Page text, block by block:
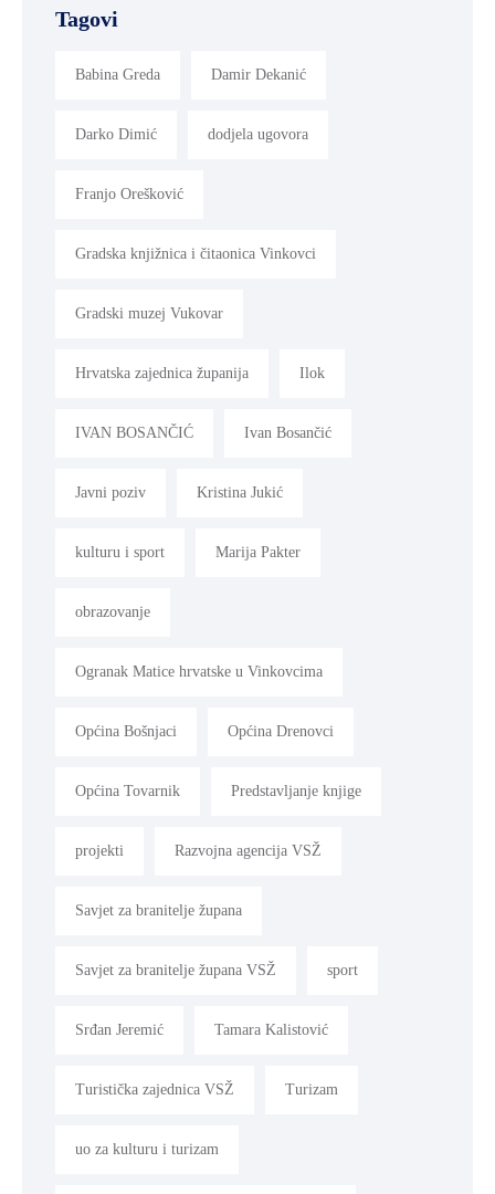
Tagovi
Babina Greda Damir Dekanić
Darko Dimić dodjela ugovora
Franjo Orešković
Gradska knjižnica i čitaonica Vinkovci
Gradski muzej Vukovar
Hrvatska zajednica županija Ilok
IVAN BOSANČIĆ Ivan Bosančić
Javni poziv Kristina Jukić
kulturu i sport Marija Pakter
obrazovanje
Ogranak Matice hrvatske u Vinkovcima
Općina Bošnjaci Općina Drenovci
Općina Tovarnik Predstavljanje knjige
projekti Razvojna agencija VSŽ
Savjet za branitelje župana
Savjet za branitelje župana VSŽ sport
Srđan Jeremić Tamara Kalistović
Turistička zajednica VSŽ Turizam
uo za kulturu i turizam